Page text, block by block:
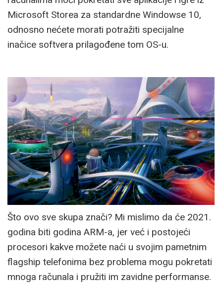
Microsoft Storea za standardne Windowse 10,
odnosno nećete morati potražiti specijalne
inačice softvera prilagođene tom OS-u.
Što ovo sve skupa znači? Mi mislimo da će 2021.
godina biti godina ARM-a, jer već i postojeći
procesori kakve možete naći u svojim pametnim
flagship telefonima bez problema mogu pokretati
mnoga računala i pružiti im zavidne performanse.